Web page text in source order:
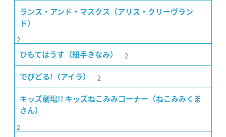
ランス・アンド・マスクス（アリス・クリーヴラン
ド）
2
ひもてはうす（紐手きなみ） 2
でびどる!（アイラ） 2
キッズ劇場!! キッズねこみみコーナー（ねこみみくま
さん）
2